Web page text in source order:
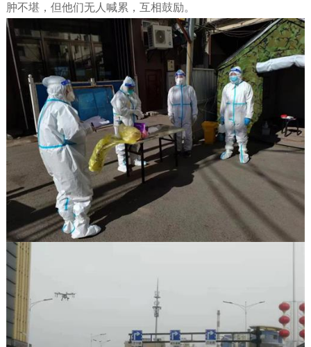
肿不堪，但他们无人喊累，互相鼓励。